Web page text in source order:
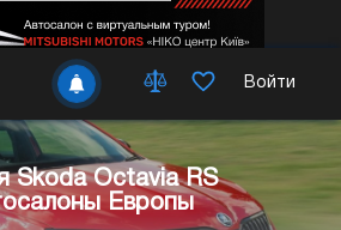
Войти
Skoda Octavia RS
Европы